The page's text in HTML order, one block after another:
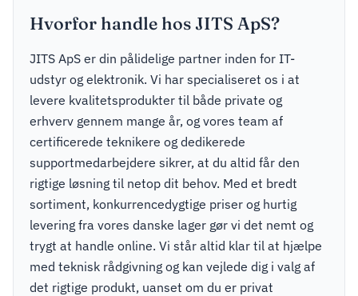
Hvorfor handle hos JITS ApS?
JITS ApS er din pålidelige partner inden for IT-
udstyr og elektronik. Vi har specialiseret os i at
levere kvalitetsprodukter til både private og
erhverv gennem mange år, og vores team af
certificerede teknikere og dedikerede
supportmedarbejdere sikrer, at du altid får den
rigtige løsning til netop dit behov. Med et bredt
sortiment, konkurrencedygtige priser og hurtig
levering fra vores danske lager gør vi det nemt og
trygt at handle online. Vi står altid klar til at hjælpe
med teknisk rådgivning og kan vejlede dig i valg af
det rigtige produkt, uanset om du er privat